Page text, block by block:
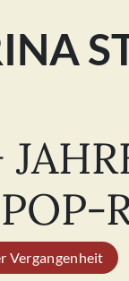
Vergangenheit